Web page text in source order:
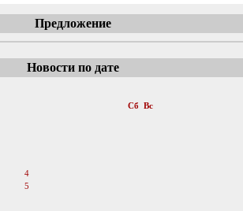
Предложение
Новости по дате
Сб Вс
4
5